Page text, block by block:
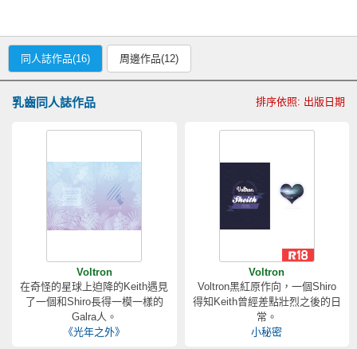
同人誌作品(16) 周邊作品(12)
乳齒同人誌作品 排序依照: 出版日期
Voltron
在奇怪的星球上迫降的Keith遇見
了一個和Shiro長得一模一樣的
Galra人。
《光年之外》
Voltron
Voltron黑紅原作向，一個Shiro
得知Keith曾經差點壯烈之後的日
常。
小秘密